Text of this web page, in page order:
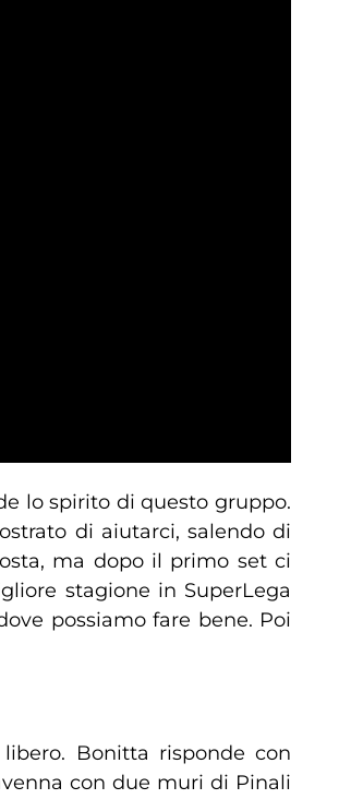
lo spirito di questo gruppo.
di aiutarci, salendo di
ma dopo il primo set ci
stagione in SuperLega
possiamo fare bene. Poi
Bonitta risponde con
con due muri di Pinali